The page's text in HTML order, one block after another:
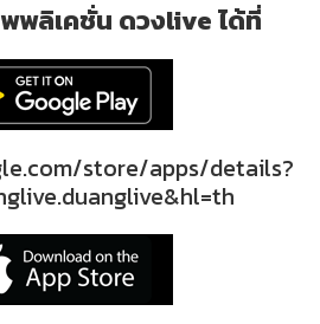
พลิเคชั่น ดวงlive ได้ที่
store/apps/details?